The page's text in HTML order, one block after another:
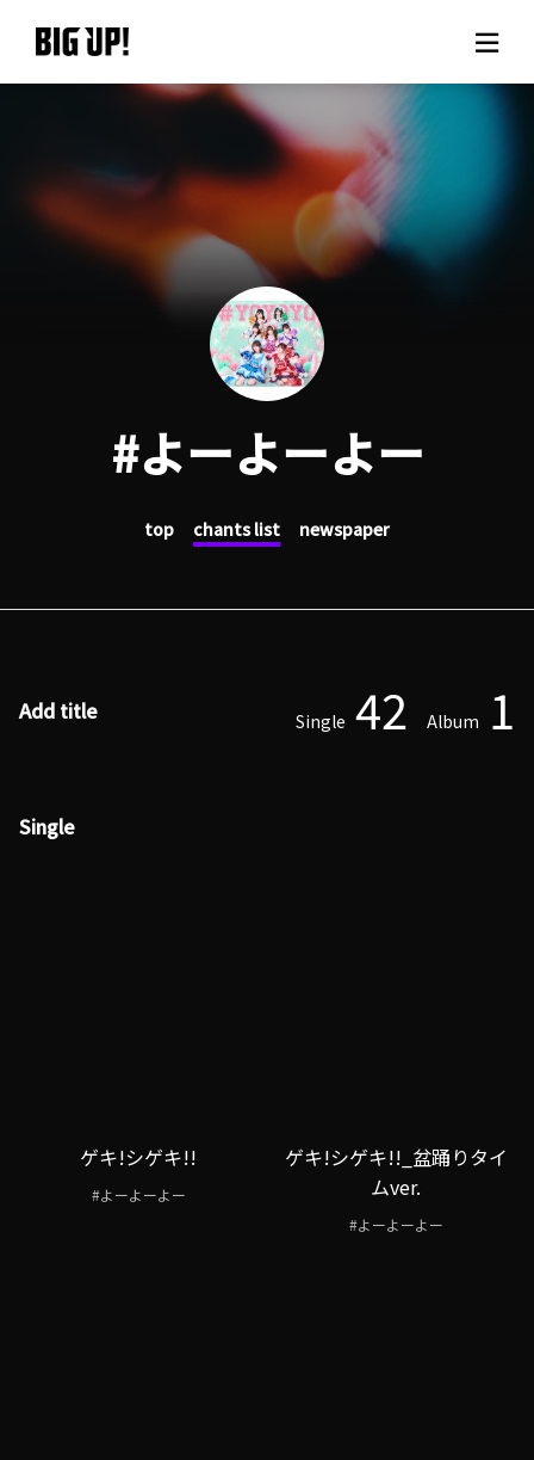
About BIG UP!
News
Rate plan
support
Usage flow
Questions
#よーよーよー
top chants list newspaper
Add title Single 42 Album 1
Single
ゲキ!シゲキ!!
#よーよーよー
ゲキ!シゲキ!!_盆踊りタイ
ムver.
#よーよーよー